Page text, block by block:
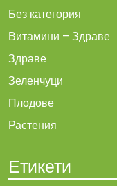
Без категория
Витамини – Здраве
Здраве
Зеленчуци
Плодове
Растения
Етикети